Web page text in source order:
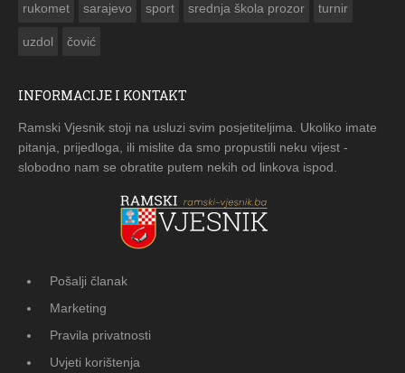
rukomet sarajevo sport srednja škola prozor turnir
uzdol čović
INFORMACIJE I KONTAKT
Ramski Vjesnik stoji na usluzi svim posjetiteljima. Ukoliko imate
pitanja, prijedloga, ili mislite da smo propustili neku vijest -
slobodno nam se obratite putem nekih od linkova ispod.
Pošalji članak
Marketing
Pravila privatnosti
Uvjeti korištenja